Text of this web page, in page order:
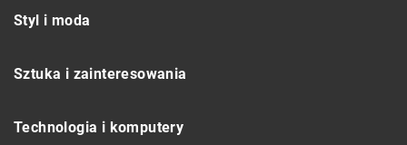
Styl i moda
Sztuka i zainteresowania
Technologia i komputery